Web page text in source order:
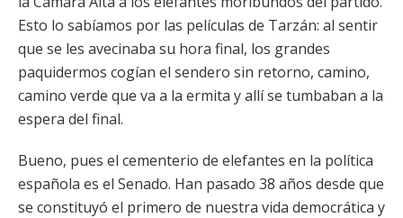
Esto lo sabíamos por las películas de Tarzán: al sentir
que se les avecinaba su hora final, los grandes
paquidermos cogían el sendero sin retorno, camino,
camino verde que va a la ermita y allí se tumbaban a la
espera del final.
Bueno, pues el cementerio de elefantes en la política
española es el Senado. Han pasado 38 años desde que
se constituyó el primero de nuestra vida democrática y